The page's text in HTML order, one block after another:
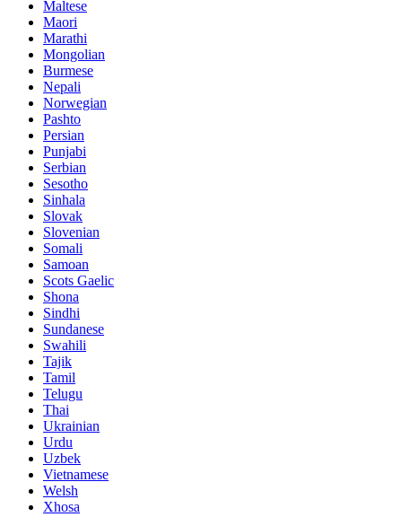
Maltese
Maori
Marathi
Mongolian
Burmese
Nepali
Norwegian
Pashto
Persian
Punjabi
Serbian
Sesotho
Sinhala
Slovak
Slovenian
Somali
Samoan
Scots Gaelic
Shona
Sindhi
Sundanese
Swahili
Tajik
Tamil
Telugu
Thai
Ukrainian
Urdu
Uzbek
Vietnamese
Welsh
Xhosa